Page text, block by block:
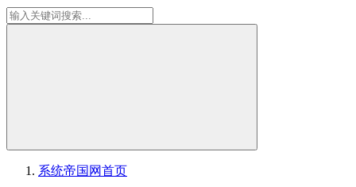
系统帝国网首页